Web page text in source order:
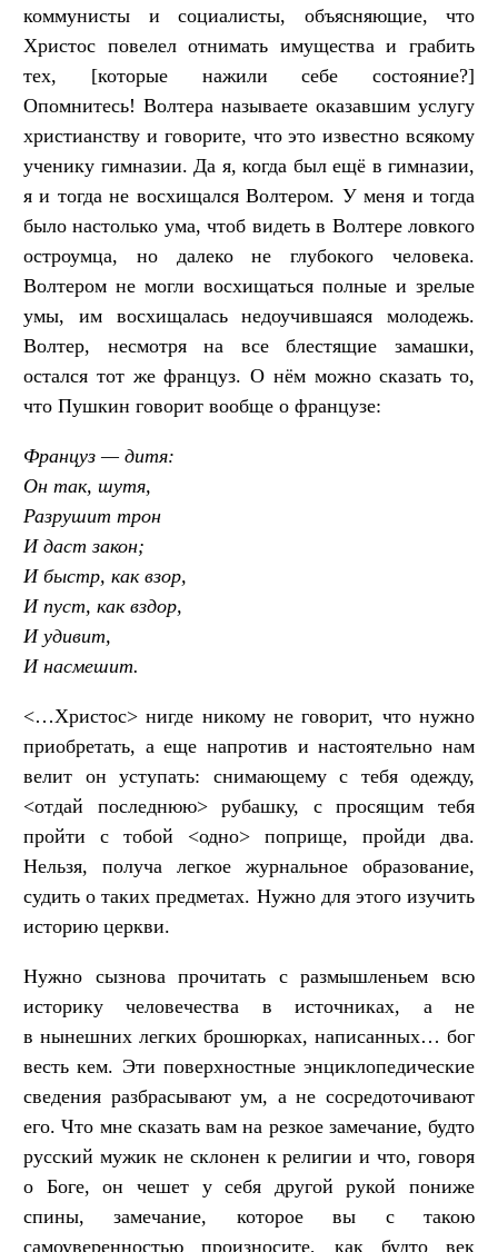
коммунисты и социалисты, объясняющие, что
Христос повелел отнимать имущества и грабить
тех, [которые нажили себе состояние?]
Опомнитесь! Волтера называете оказавшим услугу
христианству и говорите, что это известно всякому
ученику гимназии. Да я, когда был ещё в гимназии,
я и тогда не восхищался Волтером. У меня и тогда
было настолько ума, чтоб видеть в Волтере ловкого
остроумца, но далеко не глубокого человека.
Волтером не могли восхищаться полные и зрелые
умы, им восхищалась недоучившаяся молодежь.
Волтер, несмотря на все блестящие замашки,
остался тот же француз. О нём можно сказать то,
что Пушкин говорит вообще о французе:
Француз — дитя:
Он так, шутя,
Разрушит трон
И даст закон;
И быстр, как взор,
И пуст, как вздор,
И удивит,
И насмешит.
<…Христос> нигде никому не говорит, что нужно
приобретать, а еще напротив и настоятельно нам
велит он уступать: снимающему с тебя одежду,
<отдай последнюю> рубашку, с просящим тебя
пройти с тобой <одно> поприще, пройди два.
Нельзя, получа легкое журнальное образование,
судить о таких предметах. Нужно для этого изучить
историю церкви.
Нужно сызнова прочитать с размышленьем всю
историку человечества в источниках, а не
в нынешних легких брошюрках, написанных… бог
весть кем. Эти поверхностные энциклопедические
сведения разбрасывают ум, а не сосредоточивают
его. Что мне сказать вам на резкое замечание, будто
русский мужик не склонен к религии и что, говоря
о Боге, он чешет у себя другой рукой пониже
спины, замечание, которое вы с такою
самоуверенностью произносите, как будто век